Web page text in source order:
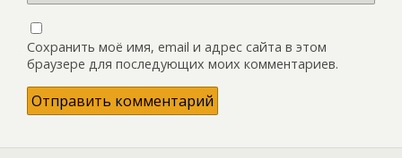
Сохранить моё имя, email и адрес сайта в этом
браузере для последующих моих комментариев.